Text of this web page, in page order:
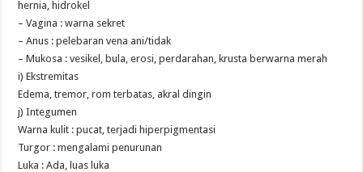
hernia, hidrokel
– Vagina : warna sekret
– Anus : pelebaran vena ani/tidak
– Mukosa : vesikel, bula, erosi, perdarahan, krusta berwarna merah
i) Ekstremitas
Edema, tremor, rom terbatas, akral dingin
j) Integumen
Warna kulit : pucat, terjadi hiperpigmentasi
Turgor : mengalami penurunan
Luka : Ada, luas luka